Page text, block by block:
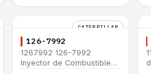
CATERPILLAR
126-7992
1267992 126-7992
Inyector de Combustible